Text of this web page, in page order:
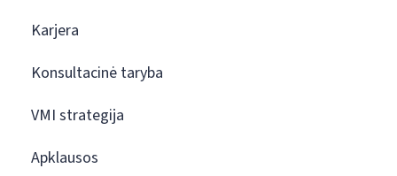
Karjera
Konsultacinė taryba
VMI strategija
Apklausos